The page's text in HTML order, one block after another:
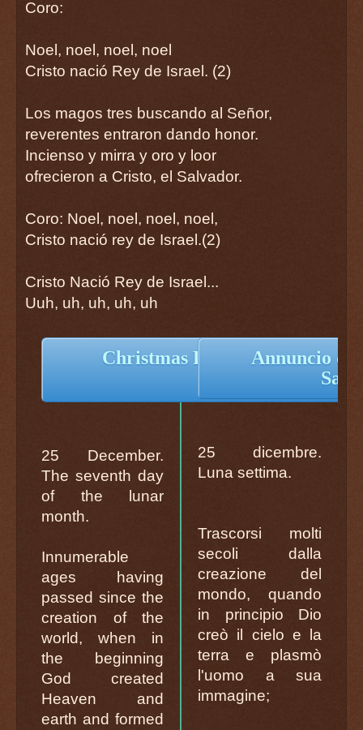
Coro:
Noel, noel, noel, noel
Cristo nació Rey de Israel. (2)
Los magos tres buscando al Señor,
reverentes entraron dando honor.
Incienso y mirra y oro y loor
ofrecieron a Cristo, el Salvador.
Coro: Noel, noel, noel, noel,
Cristo nació rey de Israel.(2)
Cristo Nació Rey de Israel...
Uuh, uh, uh, uh, uh
Christmas Proclamation
25 December.
The seventh day
of the lunar
month.
Innumerable
ages having
passed since the
creation of the
world, when in
the beginning
God created
Heaven and
earth and formed
Annuncio
25 dicembre.
Luna settima.
Trascorsi molti
secoli dalla
creazione del
mondo, quando
in principio Dio
creò il cielo e la
terra e plasmò
l'uomo a sua
immagine;